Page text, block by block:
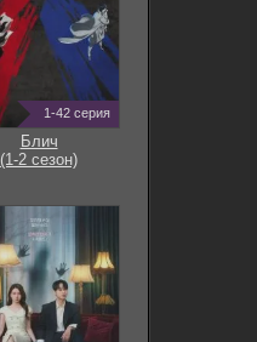
1-42 серия
Блич
(1-2 сезон)